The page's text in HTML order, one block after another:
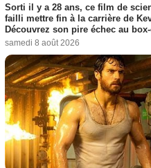
Sorti il y a 28 ans, ce film de
failli mettre fin à la carrière de
Découvrez son pire échec au
samedi 8 août 2026